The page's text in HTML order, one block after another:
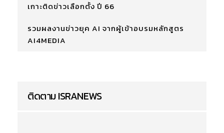
เกาะติดข่าวเลือกตั้ง ปี 66
รวมผลงานข่าวยุค AI จากผู้เข้าอบรมหลักสูตร
AI4MEDIA
ติดตาม ISRANEWS